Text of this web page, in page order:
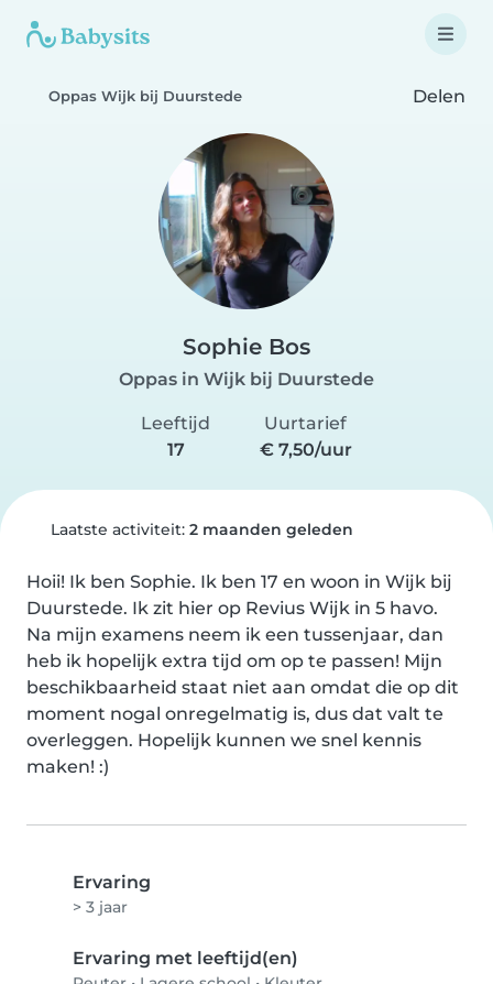
Oppas Wijk bij Duurstede Delen
Sophie Bos
Oppas in Wijk bij Duurstede
Leeftijd
17
Uurtarief
€ 7,50/uur
Laatste activiteit: 2 maanden geleden
Hoii! Ik ben Sophie. Ik ben 17 en woon in Wijk bij
Duurstede. Ik zit hier op Revius Wijk in 5 havo.
Na mijn examens neem ik een tussenjaar, dan
heb ik hopelijk extra tijd om op te passen! Mijn
beschikbaarheid staat niet aan omdat die op dit
moment nogal onregelmatig is, dus dat valt te
overleggen. Hopelijk kunnen we snel kennis
maken! :)
Ervaring
> 3 jaar
Ervaring met leeftijd(en)